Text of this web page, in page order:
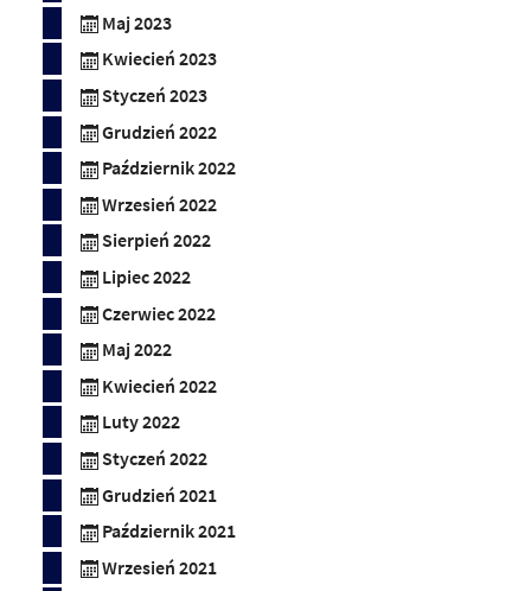
Maj 2023
Kwiecień 2023
Styczeń 2023
Grudzień 2022
Październik 2022
Wrzesień 2022
Sierpień 2022
Lipiec 2022
Czerwiec 2022
Maj 2022
Kwiecień 2022
Luty 2022
Styczeń 2022
Grudzień 2021
Październik 2021
Wrzesień 2021